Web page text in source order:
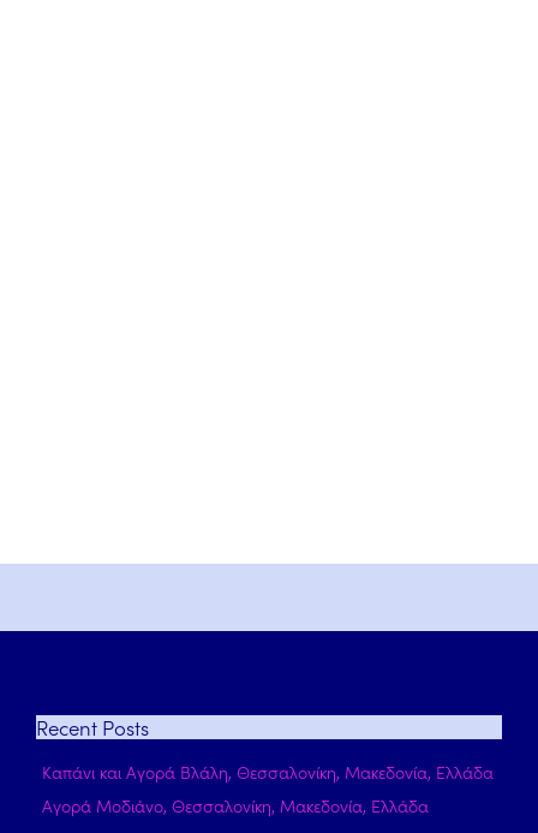
Recent Posts
Καπάνι και Αγορά Βλάλη, Θεσσαλονίκη, Μακεδονία, Ελλάδα
Αγορά Μοδιάνο, Θεσσαλονίκη, Μακεδονία, Ελλάδα